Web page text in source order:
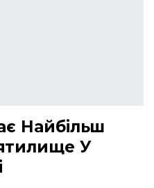
Найбільш
У